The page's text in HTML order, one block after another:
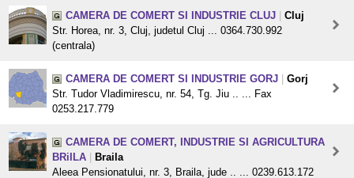
CAMERA DE COMERT SI INDUSTRIE CLUJ
Cluj
Str. Horea, nr. 3, Cluj, judetul Cluj ... 0364.730.992
(centrala)
CAMERA DE COMERT SI INDUSTRIE GORJ
Gorj
Str. Tudor Vladimirescu, nr. 54, Tg. Jiu .. ... Fax
0253.217.779
CAMERA DE COMERT, INDUSTRIE SI AGRICULTURA
BRiILA
Braila
Aleea Pensionatului, nr. 3, Braila, jude .. ... 0239.613.172